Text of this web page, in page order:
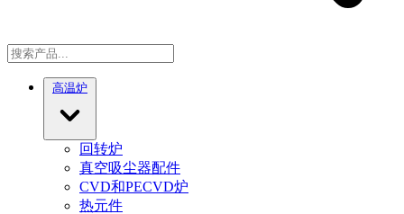
高温炉
回转炉
真空吸尘器配件
CVD和PECVD炉
热元件